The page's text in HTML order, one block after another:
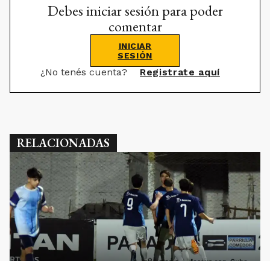
Debes iniciar sesión para poder
comentar
INICIAR
SESIÓN
¿No tenés cuenta? Registrate aquí
RELACIONADAS